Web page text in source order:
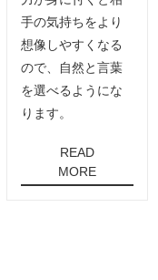
手の気持ちをより
想像しやすくなる
ので、自然と言葉
を選べるようにな
ります。
READ
MORE